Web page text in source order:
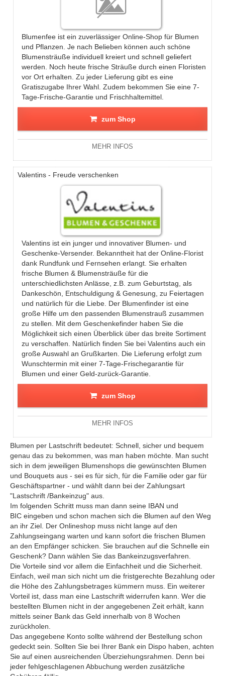
Blumenfee ist ein zuverlässiger Online-Shop für Blumen
und Pflanzen. Je nach Belieben können auch schöne
Blumensträuße individuell kreiert und schnell geliefert
werden. Noch heute frische Sträuße durch einen Floristen
vor Ort erhalten. Zu jeder Lieferung gibt es eine
Gratiszugabe Ihrer Wahl. Zudem bekommen Sie eine 7-
Tage-Frische-Garantie und Frischhaltemittel.
zum Shop
MEHR INFOS
Valentins - Freude verschenken
Valentins ist ein junger und innovativer Blumen- und
Geschenke-Versender. Bekanntheit hat der Online-Florist
dank Rundfunk und Fernsehen erlangt. Sie erhalten
frische Blumen & Blumensträuße für die
unterschiedlichsten Anlässe, z.B. zum Geburtstag, als
Dankeschön, Entschuldigung & Genesung, zu Feiertagen
und natürlich für die Liebe. Der Blumenfinder ist eine
große Hilfe um den passenden Blumenstrauß zusammen
zu stellen. Mit dem Geschenkefinder haben Sie die
Möglichkeit sich einen Überblick über das breite Sortiment
zu verschaffen. Natürlich finden Sie bei Valentins auch ein
große Auswahl an Grußkarten. Die Lieferung erfolgt zum
Wunschtermin mit einer 7-Tage-Frischegarantie für
Blumen und einer Geld-zurück-Garantie.
zum Shop
MEHR INFOS
Blumen per Lastschrift bedeutet: Schnell, sicher und bequem
genau das zu bekommen, was man haben möchte. Man sucht
sich in dem jeweiligen Blumenshops die gewünschten Blumen
und Bouquets aus - sei es für sich, für die Familie oder gar für
Geschäftspartner - und wählt dann bei der Zahlungsart
"Lastschrift /Bankeinzug" aus.
Im folgenden Schritt muss man dann seine IBAN und
BIC eingeben und schon machen sich die Blumen auf den Weg
an ihr Ziel. Der Onlineshop muss nicht lange auf den
Zahlungseingang warten und kann sofort die frischen Blumen
an den Empfänger schicken. Sie brauchen auf die Schnelle ein
Geschenk? Dann wählen Sie das Bankeinzugsverfahren.
Die Vorteile sind vor allem die Einfachheit und die Sicherheit.
Einfach, weil man sich nicht um die fristgerechte Bezahlung oder
die Höhe des Zahlungsbetrages kümmern muss. Ein weiterer
Vorteil ist, dass man eine Lastschrift widerrufen kann. Wer die
bestellten Blumen nicht in der angegebenen Zeit erhält, kann
mittels seiner Bank das Geld innerhalb von 8 Wochen
zurückholen.
Das angegebene Konto sollte während der Bestellung schon
gedeckt sein. Sollten Sie bei Ihrer Bank ein Dispo haben, achten
Sie auf einen ausreichenden Überziehungsrahmen. Denn bei
jeder fehlgeschlagenen Abbuchung werden zusätzliche